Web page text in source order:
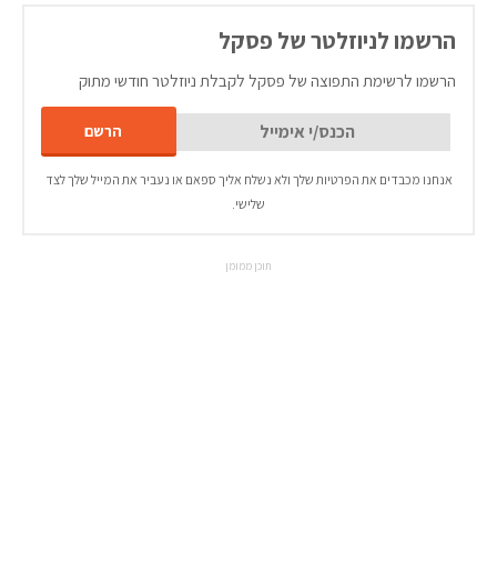
הרשמו לניוזלטר של פסקל
הרשמו לרשימת התפוצה של פסקל לקבלת ניוזלטר חודשי מתוק
אנחנו מכבדים את הפרטיות שלך ולא נשלח אליך ספאם או נעביר את המייל שלך לצד
שלישי.
תוכן ממומן